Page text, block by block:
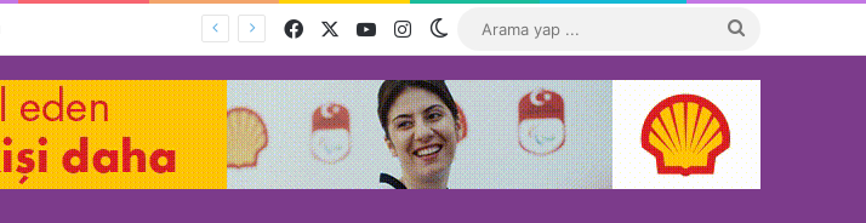
Facebook YouTubeInstagramDış görünümü değiştir
...